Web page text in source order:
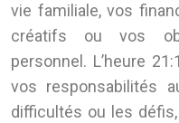
vie familiale, vos
créatifs ou vos
personnel. L’heure
vos responsabilités
difficultés ou les